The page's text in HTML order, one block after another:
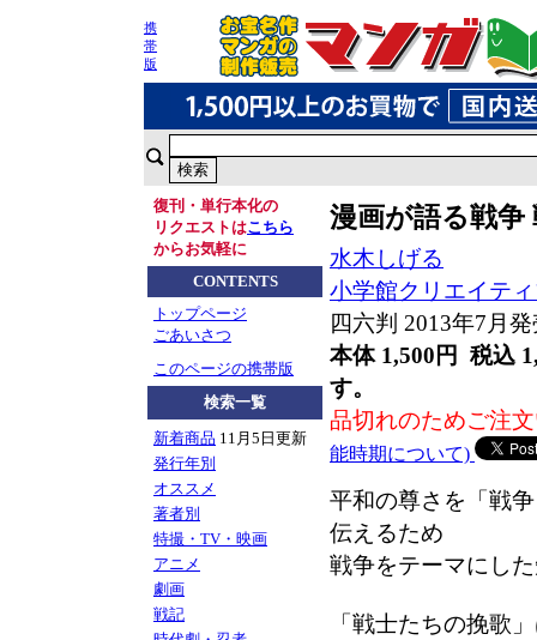
携
帯
版
復刊・単行本化の
リクエストはこちら
からお気軽に
CONTENTS
トップページ
ごあいさつ
このページの携帯版
検索一覧
新着商品 11月5日更新
発行年別
オススメ
著者別
特撮・TV・映画
アニメ
劇画
戦記
漫画が語る戦争
水木しげる
小学館クリエイテ
四六判 2013年7月
本体 1,500円 税込
す。
品切れのためご注
能時期について)
平和の尊さを「戦
伝えるため
戦争をテーマにし
「戦士たちの挽歌